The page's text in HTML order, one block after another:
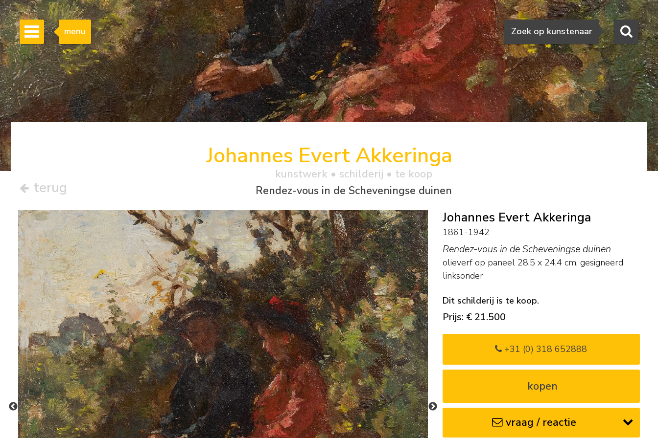
Zoeken
Zoek op kunstenaar
menu
terug
Johannes Evert Akkeringa
kunstwerk • schilderij • te koop
Rendez-vous in de Scheveningse duinen
Johannes Evert Akkeringa
1861-1942
Rendez-vous in de Scheveningse duinen
olieverf op paneel 28,5 x 24,4 cm, gesigneerd
linksonder
Dit schilderij is te koop.
Prijs: € 21.500
+31 (0) 318 652888
kopen
vraag / reactie